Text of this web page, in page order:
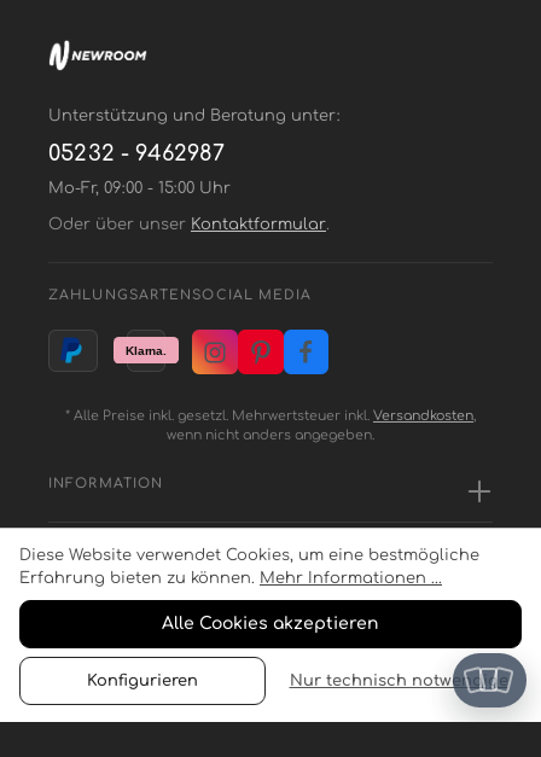
Unterstützung und Beratung unter:
05232 - 9462987
Mo-Fr, 09:00 - 15:00 Uhr
Oder über unser Kontaktformular.
ZAHLUNGSARTEN SOCIAL MEDIA
* Alle Preise inkl. gesetzl. Mehrwertsteuer inkl. Versandkosten,
wenn nicht anders angegeben.
INFORMATION
SERVICE
Diese Website verwendet Cookies, um eine bestmögliche
Erfahrung bieten zu können. Mehr Informationen ...
Alle Cookies akzeptieren
Konfigurieren Nur technisch notwendige